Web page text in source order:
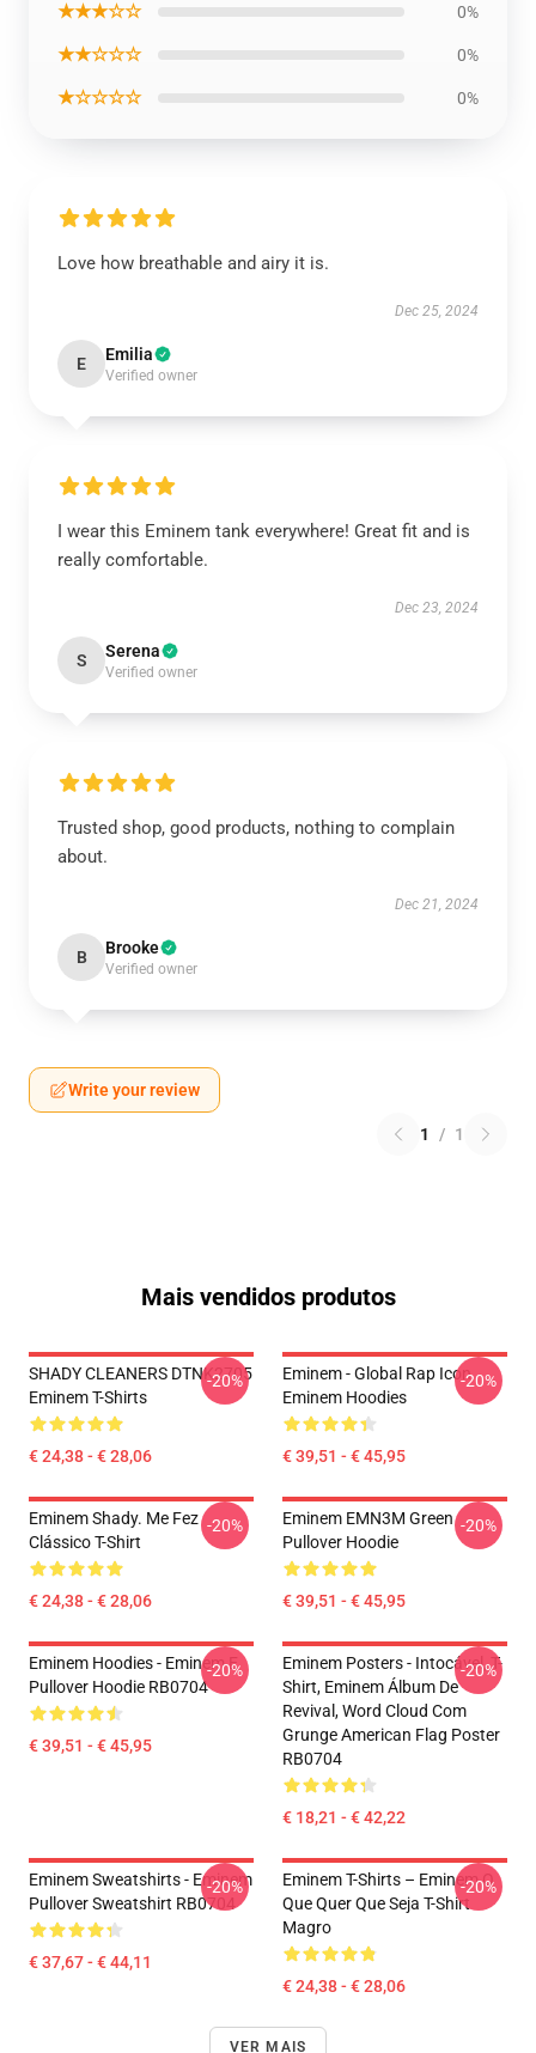
★★★☆☆ 0%
★★☆☆☆ 0%
★☆☆☆☆ 0%
Love how breathable and airy it is.
Dec 25, 2024
E Emilia
Verified owner
I wear this Eminem tank everywhere! Great fit and is
really comfortable.
Dec 23, 2024
S Serena
Verified owner
Trusted shop, good products, nothing to complain
about.
Dec 21, 2024
B Brooke
Verified owner
Write your review
1 / 1
Mais vendidos produtos
SHADY CLEANERS DTNK2705
Eminem T-Shirts
€ 24,38 - € 28,06
-20%
Eminem - Global Rap Icon
Eminem Hoodies
€ 39,51 - € 45,95
-20%
Eminem Shady. Me Fez
Clássico T-Shirt
€ 24,38 - € 28,06
-20%
Eminem EMN3M Green
Pullover Hoodie
€ 39,51 - € 45,95
-20%
Eminem Hoodies - Eminem E
Pullover Hoodie RB0704
€ 39,51 - € 45,95
-20%
Eminem Posters - Intocável, T-
Shirt, Eminem Álbum De
Revival, Word Cloud Com
Grunge American Flag Poster
RB0704
€ 18,21 - € 42,22
-20%
Eminem Sweatshirts - Eminem
Pullover Sweatshirt RB0704
€ 37,67 - € 44,11
-20%
Eminem T-Shirts – Eminem O
Que Quer Que Seja T-Shirt
Magro
€ 24,38 - € 28,06
-20%
VER MAIS